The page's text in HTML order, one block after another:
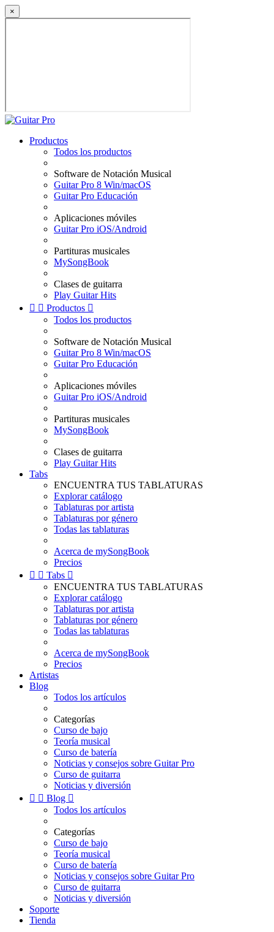
×
Productos
Todos los productos
Software de Notación Musical
Guitar Pro 8 Win/macOS
Guitar Pro Educación
Aplicaciones móviles
Guitar Pro iOS/Android
Partituras musicales
MySongBook
Clases de guitarra
Play Guitar Hits
  Productos 
Todos los productos
Software de Notación Musical
Guitar Pro 8 Win/macOS
Guitar Pro Educación
Aplicaciones móviles
Guitar Pro iOS/Android
Partituras musicales
MySongBook
Clases de guitarra
Play Guitar Hits
Tabs
ENCUENTRA TUS TABLATURAS
Explorar catálogo
Tablaturas por artista
Tablaturas por género
Todas las tablaturas
Acerca de mySongBook
Precios
  Tabs 
ENCUENTRA TUS TABLATURAS
Explorar catálogo
Tablaturas por artista
Tablaturas por género
Todas las tablaturas
Acerca de mySongBook
Precios
Artistas
Blog
Todos los artículos
Categorías
Curso de bajo
Teoría musical
Curso de batería
Noticias y consejos sobre Guitar Pro
Curso de guitarra
Noticias y diversión
  Blog 
Todos los artículos
Categorías
Curso de bajo
Teoría musical
Curso de batería
Noticias y consejos sobre Guitar Pro
Curso de guitarra
Noticias y diversión
Soporte
Tienda